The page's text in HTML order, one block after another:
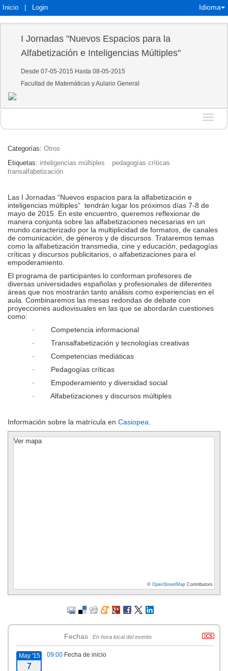
Inicio Login Idioma
I Jornadas "Nuevos Espacios para la
Alfabetización e Inteligencias Múltiples"
Desde 07-05-2015 Hasta 08-05-2015
Facultad de Matemáticas y Aulario General
Idioma
Categorías: Otros
Etiquetas: inteligencias múltiples
pedagogías críticas
transalfabetización
Las I Jornadas “Nuevos espacios para la alfabetización e
inteligencias múltiples” tendrán lugar los próximos días 7-8 de
mayo de 2015. En este encuentro, queremos reflexionar de
manera conjunta sobre las alfabetizaciones necesarias en un
mundo caracterizado por la multiplicidad de formatos, de canales
de comunicación, de géneros y de discursos. Trataremos temas
como la alfabetización transmedia, cine y educación, pedagogías
críticas y discursos publicitarios, o alfabetizaciones para el
empoderamiento.
El programa de participantes lo conforman profesores de
diversas universidades españolas y profesionales de diferentes
áreas que nos mostrarán tanto análisis como experiencias en el
aula. Combinaremos las mesas redondas de debate con
proyecciones audiovisuales en las que se abordarán cuestiones
como:
· Competencia informacional
· Transalfabetización y tecnologías creativas
· Competencias mediáticas
· Pedagogías críticas
· Empoderamiento y diversidad social
· Alfabetizaciones y discursos múltiples
Información sobre la matrícula en Casiopea
Ver mapa
© OpenStreetMap Contributors
Fechas En hora local del evento
May '15
7
09:00 Fecha de inicio